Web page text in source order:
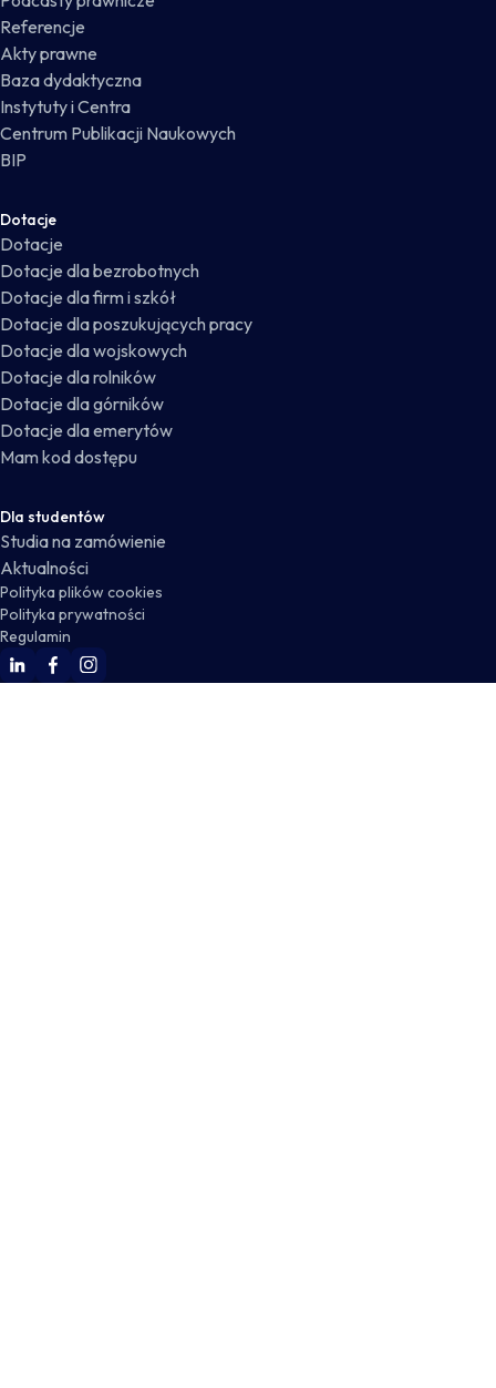
Referencje
Akty prawne
Baza dydaktyczna
Instytuty i Centra
Centrum Publikacji Naukowych
BIP
Dotacje
Dotacje
Dotacje dla bezrobotnych
Dotacje dla firm i szkół
Dotacje dla poszukujących pracy
Dotacje dla wojskowych
Dotacje dla rolników
Dotacje dla górników
Dotacje dla emerytów
Mam kod dostępu
Dla studentów
Studia na zamówienie
Aktualności
Polityka plików cookies
Polityka prywatności
Regulamin
WSKZ Linkedin
WSKZ Facebook
WSKZ Instagram